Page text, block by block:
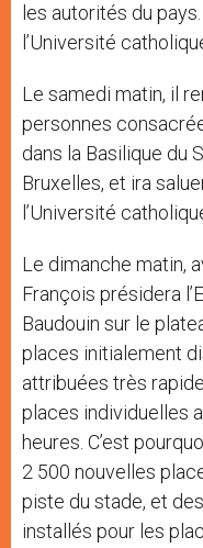
les autorités du
l’Université
Le samedi matin, il
personnes
dans la Basilique du
Bruxelles, et ira
l’Université
Le dimanche matin,
François présidera
Baudouin sur le
places initialement
attribuées très
places individuelles
heures. C’est
2 500 nouvelles
piste du stade, et
installés pour les